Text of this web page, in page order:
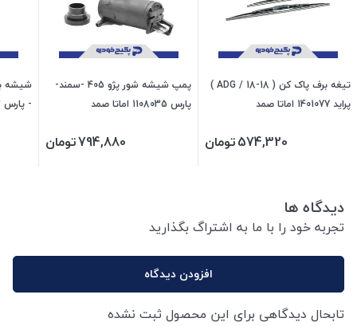
تیغه برف پاک کن ( ADG / 18-18 )
پراید 1401077 اماتا صمد
574,320تومان
پمپ شیشه شور پژو 405 -سمند-
پارس 1108035 اماتا صمد
794,880تومان
- پارس 416003 جی ای اس پی
دیدگاه ها
تجربه خود را با ما به اشتراگ بگذارید
افزودن دیدگاه
تابحال دیدگاهی برای این محصول ثبت نشده